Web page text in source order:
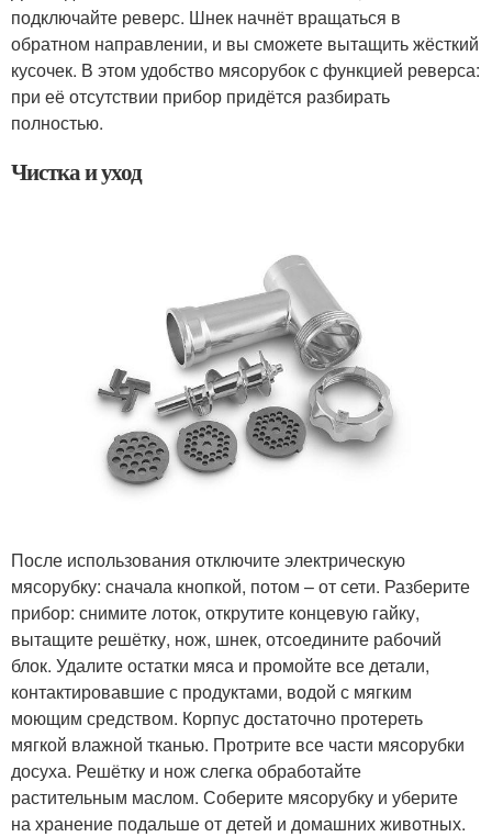
подключайте реверс. Шнек начнёт вращаться в
обратном направлении, и вы сможете вытащить жёсткий
кусочек. В этом удобство мясорубок с функцией реверса:
при её отсутствии прибор придётся разбирать
полностью.
Чистка и уход
После использования отключите электрическую
мясорубку: сначала кнопкой, потом – от сети. Разберите
прибор: снимите лоток, открутите концевую гайку,
вытащите решётку, нож, шнек, отсоедините рабочий
блок. Удалите остатки мяса и промойте все детали,
контактировавшие с продуктами, водой с мягким
моющим средством. Корпус достаточно протереть
мягкой влажной тканью. Протрите все части мясорубки
досуха. Решётку и нож слегка обработайте
растительным маслом. Соберите мясорубку и уберите
на хранение подальше от детей и домашних животных.